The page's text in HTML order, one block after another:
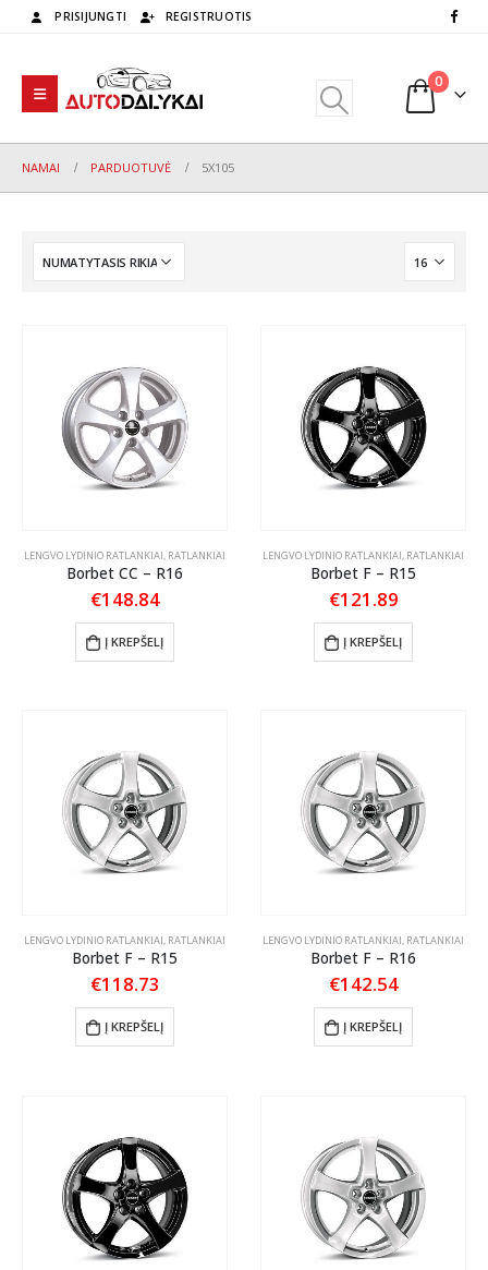
PRISIJUNGTI REGISTRUOTIS
0
NAMAI PARDUOTUVĖ 5X105
LENGVO LYDINIO RATLANKIAI, RATLANKIAI
Borbet CC – R16
€148.84
Į KREPŠELĮ
LENGVO LYDINIO RATLANKIAI, RATLANKIAI
Borbet F – R15
€121.89
Į KREPŠELĮ
LENGVO LYDINIO RATLANKIAI, RATLANKIAI
Borbet F – R15
€118.73
Į KREPŠELĮ
LENGVO LYDINIO RATLANKIAI, RATLANKIAI
Borbet F – R16
€142.54
Į KREPŠELĮ